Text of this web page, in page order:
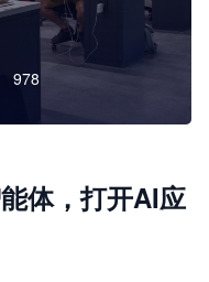
978
体，打开AI应